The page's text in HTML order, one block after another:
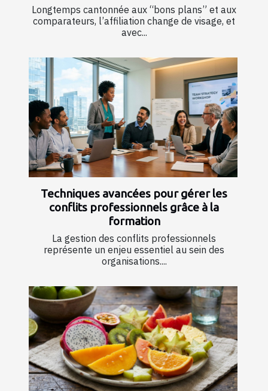
Longtemps cantonnée aux “bons plans” et aux
comparateurs, l’affiliation change de visage, et
avec...
Techniques avancées pour gérer les
conflits professionnels grâce à la
formation
La gestion des conflits professionnels
représente un enjeu essentiel au sein des
organisations....